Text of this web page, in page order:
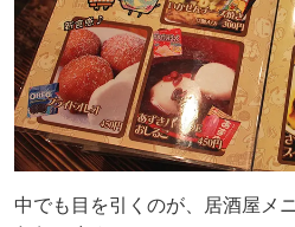
中でも目を引くのが、居酒屋メ